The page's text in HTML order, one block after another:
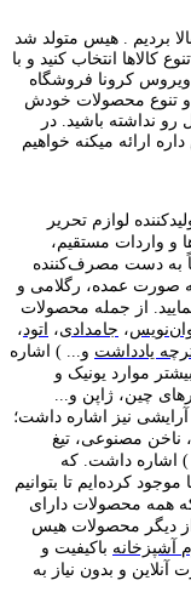
هیس را بالا بردیم . هیس متولد شد
کالاها انتخاب کنید و با
کرونا فروشگاه
تنوع محصولات خودش
رو نداشته باشید. در
ارائه میکنه خواهیم
لوازم تحریر
و واردات مستقیم،
به دست مصرف‌کننده
صورت عمده، رگلامی و
از جمله محصولات
، جامدادی، اتود،
یادداشت و... ) اشاره
موارد یونیک و
چین، ژاپن و...
نیز اشاره داشت؛
مصنوعی، تیغ
اشاره داشت. که
کرده‌ایم تا بتوانیم
همه محصولات دارای
دیگر محصولات هیس
آشپزخانه باکیفیت و
و بدون نیاز به